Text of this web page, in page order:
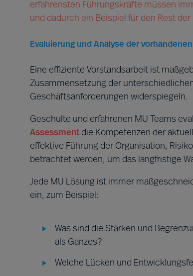
erfahrensten Führungskräfte müssen
und dadurch ein Beispiel für den Rest
Evaluierung und Analyse der
Eine effiziente Vorstandsarbeit ist
Zusammensetzung der
Geschäftsanforderungen widerspiegeln.
Geschulte und erfahrenen MU Teams
Assessment die Kompetenzen der
effektive Führung der Organisation,
betrachtet werden, um das langfristige
Jede MU Lösung ist immer
ein, zum Beispiel:
Was sind die Stärken und
als Ganzes?
Welche Lücken und